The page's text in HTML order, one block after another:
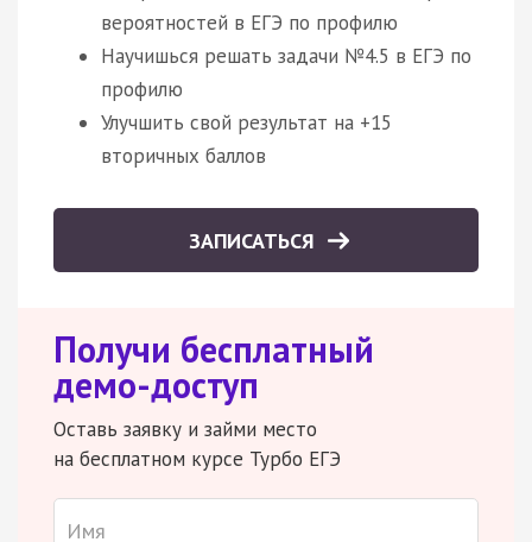
вероятностей в ЕГЭ по профилю
Научишься решать задачи №4.5 в ЕГЭ по
профилю
Улучшить свой результат на +15
вторичных баллов
ЗАПИСАТЬСЯ
Получи бесплатный
демо-доступ
Оставь заявку и займи место
на бесплатном курсе Турбо ЕГЭ